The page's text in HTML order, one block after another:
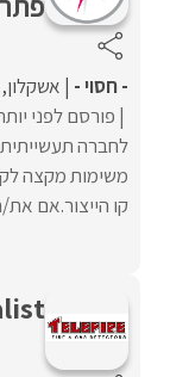
- חסוי - אשקלון
פורסם לפני
לחברה
משימות מקצה
קו הייצור.אם את/